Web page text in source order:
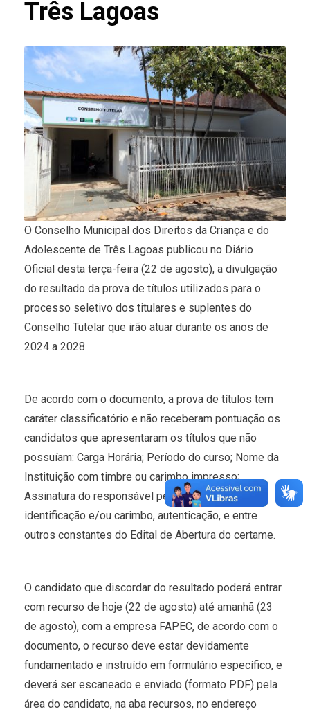
Três Lagoas
O Conselho Municipal dos Direitos da Criança e do
Adolescente de Três Lagoas publicou no Diário
Oficial desta terça-feira (22 de agosto), a divulgação
do resultado da prova de títulos utilizados para o
processo seletivo dos titulares e suplentes do
Conselho Tutelar que irão atuar durante os anos de
2024 a 2028.
De acordo com o documento, a prova de títulos tem
caráter classificatório e não receberam pontuação os
candidatos que apresentaram os títulos que não
possuíam: Carga Horária; Período do curso; Nome da
Instituição com timbre ou carimbo impresso;
Assinatura do responsável pela instituição, com
identificação e/ou carimbo, autenticação, e entre
outros constantes do Edital de Abertura do certame.
O candidato que discordar do resultado poderá entrar
com recurso de hoje (22 de agosto) até amanhã (23
de agosto), com a empresa FAPEC, de acordo com o
documento, o recurso deve estar devidamente
fundamentado e instruído em formulário específico, e
deverá ser escaneado e enviado (formato PDF) pela
área do candidato, na aba recursos, no endereço